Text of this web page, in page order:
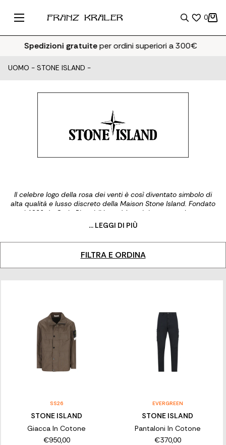
0
Spedizioni gratuiteper ordini superiori a 300€
UOMO - STONE ISLAND -
Il celebre logo della rosa dei venti è così diventato simbolo di
alta qualità e lusso discreto della Maison Stone Island. Fondato
nel 1982 da Carlo Rivetti, il brand è oggi rinomato nel settore
dell'abbigliamento funzionale grazie alla sua linea di giacche,
felpe monocromo, accessori funzionali e parka.
... LEGGI DI PIÙ
FILTRA E ORDINA
SS26
STONE ISLAND
Giacca In Cotone
€950,00
EVERGREEN
STONE ISLAND
Pantaloni In Cotone
€370,00